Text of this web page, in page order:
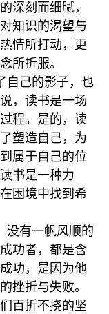
深刻而细腻，
知识的渴望与
情所打动，更
所折服。
自己的影子，也
，读书是一场
程。是的，读
塑造自己，为
属于自己的位
书是一种力
困境中找到希
没有一帆风顺的
功者，都是含
功，是因为他
挫折与失败。
百折不挠的坚